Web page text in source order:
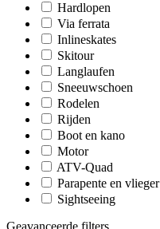
Hardlopen
Via ferrata
Inlineskates
Skitour
Langlaufen
Sneeuwschoen
Rodelen
Rijden
Boot en kano
Motor
ATV-Quad
Parapente en vlieger
Sightseeing